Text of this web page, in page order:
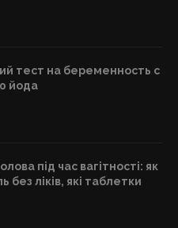
тест на беременность с
йода
під час вагітності: як
без ліків, які таблетки